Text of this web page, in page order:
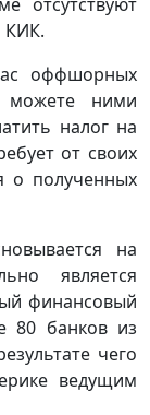
КИК.
оффшорных
можете ними
налог на
от своих
о полученных
на
является
финансовый
80 банков из
чего
ведущим